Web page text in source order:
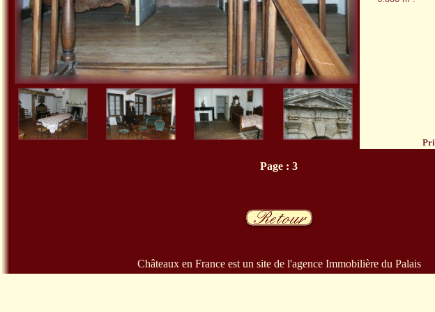
Page : 3
Châteaux en France est un site de l'agence Immobilière du Palais